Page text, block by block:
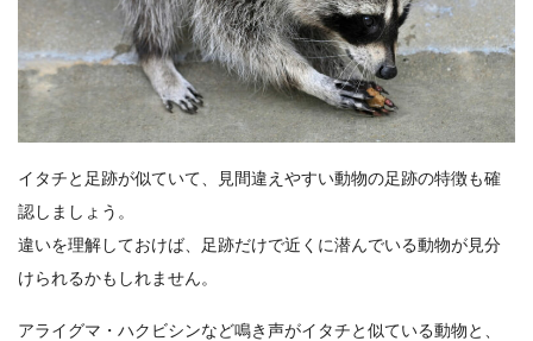
イタチと足跡が似ていて、見間違えやすい動物の足跡の特徴も確
認しましょう。
違いを理解しておけば、足跡だけで近くに潜んでいる動物が見分
けられるかもしれません。
アライグマ・ハクビシンなど鳴き声がイタチと似ている動物と、